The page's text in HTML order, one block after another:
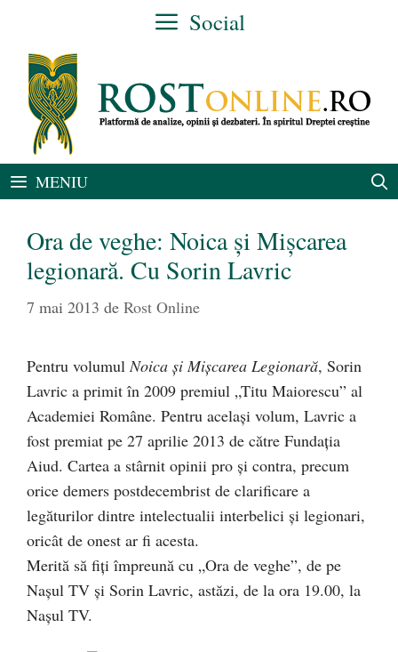
conținut
Social
MENIU
Ora de veghe: Noica şi Mişcarea
legionară. Cu Sorin Lavric
7 mai 2013 de Rost Online
Pentru volumulNoica şi Mişcarea Legionară, Sorin
Lavric a primit în 2009 premiul „Titu Maiorescu” al
Academiei Române. Pentru acelaşi volum, Lavric a
fost premiat pe 27 aprilie 2013 de către Fundaţia
Aiud. Cartea a stârnit opinii pro şi contra, precum
orice demers postdecembrist de clarificare a
legăturilor dintre intelectualii interbelici şi legionari,
oricât de onest ar fi acesta.
Merită să fiţi împreună cu „Ora de veghe”, de pe
Naşul TV şi Sorin Lavric, astăzi, de la ora 19.00, la
Naşul TV.